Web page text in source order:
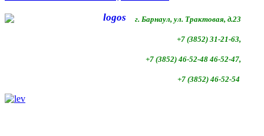
г. Барнаул, ул. Трактовая, д.23
+7 (3852) 31-21-63,
+7 (3852) 46-52-48 46-52-47,
+7 (3852) 46-52-54